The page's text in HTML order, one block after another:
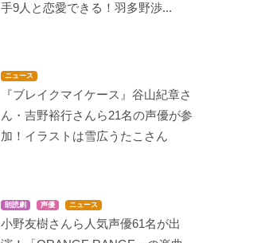
手9人と恋愛できる！羽多野渉...
ニュース
『ブレイクマイケース』谷山紀章さ
ん・吉野裕行さんら21名の声優が参
加！イラストは雪広うたこさん
朗読劇 声優 ニュース
小野友樹さんら人気声優61名が出